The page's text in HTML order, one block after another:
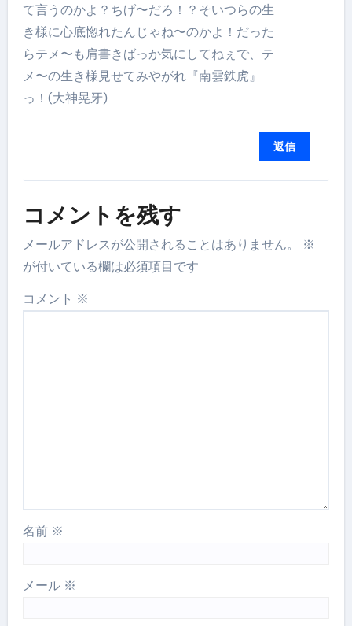
て言うのかよ？ちげ〜だろ！？そいつらの生
き様に心底惚れたんじゃね〜のかよ！だった
らテメ〜も肩書きばっか気にしてねぇで、テ
メ〜の生き様見せてみやがれ『南雲鉄虎』
っ！(大神晃牙)
返信
コメントを残す
メールアドレスが公開されることはありません。
※
が付いている欄は必須項目です
コメント ※
名前 ※
メール ※